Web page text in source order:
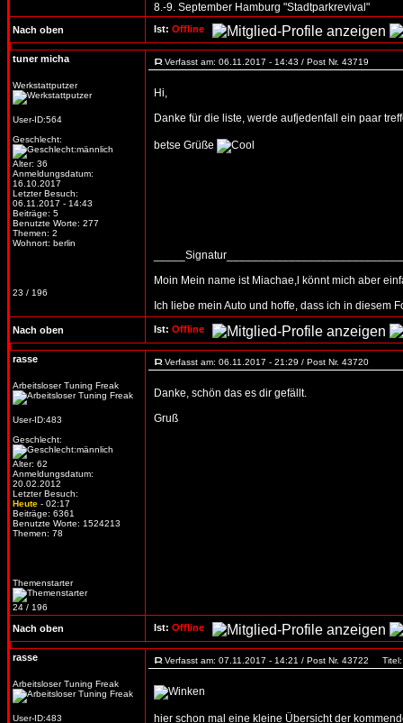
8.-9. September Hamburg "Stadtparkrevival"
Nach oben Ist: Offline
tuner micha
Werkstattputzer
User-ID:564
Geschlecht:
Alter: 36
Anmeldungsdatum:
16.10.2017
Letzter Besuch:
06.11.2017 - 14:43
Beiträge: 5
Benutzte Worte: 277
Themen: 2
Wohnort: berlin
23 / 196
Verfasst am: 06.11.2017 - 14:43 / Post Nr. 43719
Hi,
Danke für die liste, werde aufjedenfall ein paar
betse Grüße
Moin Mein name ist Miachae,l könnt mich aber
Ich liebe mein Auto und hoffe, dass ich in diesem
Nach oben Ist: Offline
rasse
Arbeitsloser Tuning Freak
User-ID:483
Geschlecht:
Alter: 62
Anmeldungsdatum:
20.02.2012
Letzter Besuch:
Heute - 02:17
Beiträge: 6361
Benutzte Worte: 1524213
Themen: 78
Themenstarter
24 / 196
Verfasst am: 06.11.2017 - 21:29 / Post Nr. 43720
Danke, schön das es dir gefällt.
Gruß
Nach oben Ist: Offline
rasse
Arbeitsloser Tuning Freak
User-ID:483
Verfasst am: 07.11.2017 - 14:21 / Post Nr. 43722 Titel:
hier schon mal eine kleine Übersicht der